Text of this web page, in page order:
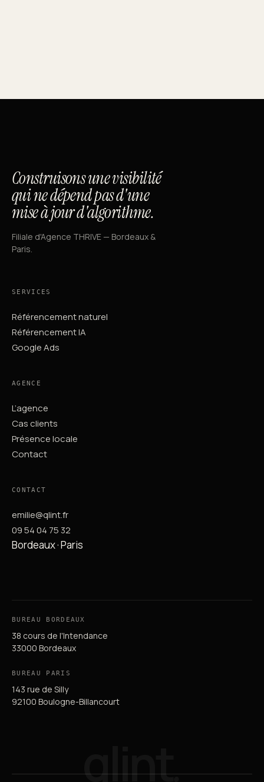
Construisons une visibilité
qui ne dépend pas d'une
mise à jour d'algorithme.
Filiale d'Agence THRIVE — Bordeaux &
Paris.
SERVICES
Référencement naturel
Référencement IA
Google Ads
AGENCE
L’agence
Cas clients
Présence locale
Contact
CONTACT
emilie@qlint.fr
09 54 04 75 32
Bordeaux · Paris
BUREAU BORDEAUX
38 cours de l'Intendance
33000 Bordeaux
BUREAU PARIS
143 rue de Silly
92100 Boulogne-Billancourt
qlint.